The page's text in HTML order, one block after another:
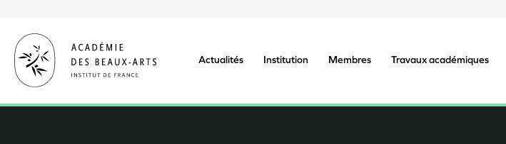
principal
Actualités Institution Membres Travaux académiques